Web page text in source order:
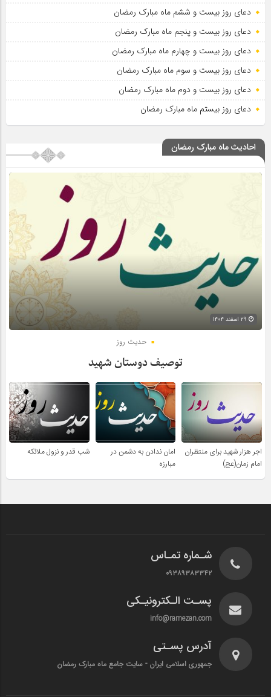
دعای روز بیست و ششم ماه مبارک رمضان
دعای روز بیست و پنجم ماه مبارک رمضان
دعای روز بیست و چهارم ماه مبارک رمضان
دعای روز بیست و سوم ماه مبارک رمضان
دعای روز بیست و دوم ماه مبارک رمضان
دعای روز بیستم ماه مبارک رمضان
احادیث ماه مبارک رمضان
حدیث روز
توصیف دوستان شهید
اجر هزار شهید برای منتظران
امام زمان(عج)
امان ندادن به دشمن در
مبارزه
شب قدر و نزول ملائکه
شـماره تمـاس
۰۹۳۸۹۳۸۳۳۴۲
پسـت الـکترونیـکی
info@ramezan.com
آدرس پسـتی
جمهوری اسلامی ایران - سایت جامع ماه مبارک رمضان